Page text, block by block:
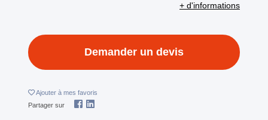
+ d'informations
Demander un devis
Ajouter à mes favoris
Partager sur